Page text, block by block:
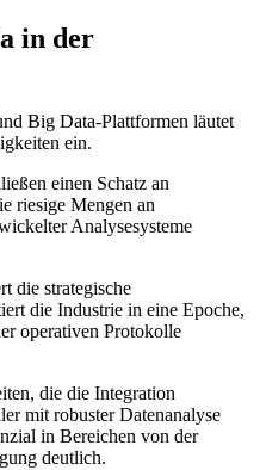
in der
Big Data-Plattformen läutet
ein.
einen Schatz an
riesige Mengen an
Analysesysteme
die strategische
die Industrie in eine Epoche,
operativen Protokolle
die die Integration
mit robuster Datenanalyse
in Bereichen von der
deutlich.